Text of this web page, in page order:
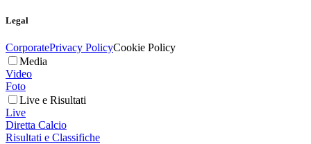
Legal
CorporatePrivacy PolicyCookie Policy
Media
Video
Foto
Live e Risultati
Live
Diretta Calcio
Risultati e Classifiche